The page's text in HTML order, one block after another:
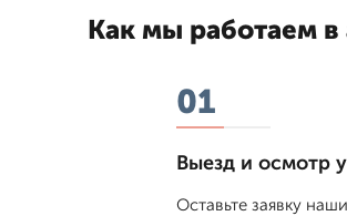
Как мы работаем в
01
Выезд и осмотр
Оставьте заявку